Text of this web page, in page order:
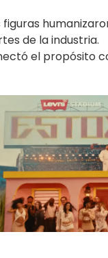
de la industria.
el propósito